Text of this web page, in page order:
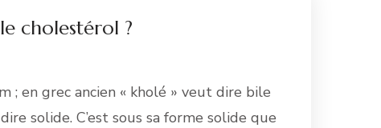
cholestérol ?
; en grec ancien « kholé » veut dire bile
solide. C’est sous sa forme solide que